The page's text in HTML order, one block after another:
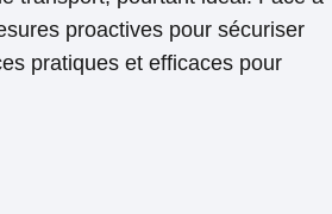
proactives pour sécuriser
pratiques et efficaces pour